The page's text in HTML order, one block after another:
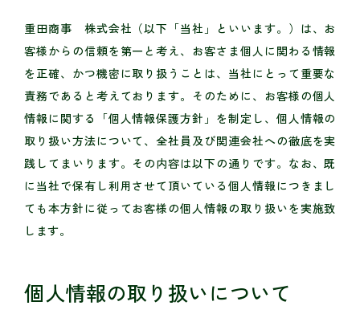
重田商事 株式会社（以下「当社」といいます。）は、お
客様からの信頼を第一と考え、お客さま個人に関わる情報
を正確、かつ機密に取り扱うことは、当社にとって重要な
責務であると考えております。そのために、お客様の個人
情報に関する「個人情報保護方針」を制定し、個人情報の
取り扱い方法について、全社員及び関連会社への徹底を実
践してまいります。その内容は以下の通りです。なお、既
に当社で保有し利用させて頂いている個人情報につきまし
ても本方針に従ってお客様の個人情報の取り扱いを実施致
します。
個人情報の取り扱いについて